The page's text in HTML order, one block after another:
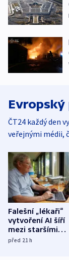
Evropský
ČT24 každý den
veřejnými médii,
Falešní „lékaři“
vytvoření AI šíří
mezi staršími
Poláky
před 21h